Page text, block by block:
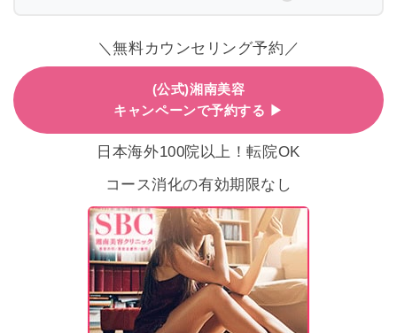
＼無料カウンセリング予約／
(公式)湘南美容
キャンペーンで予約する ▶
日本海外100院以上！転院OK
コース消化の有効期限なし